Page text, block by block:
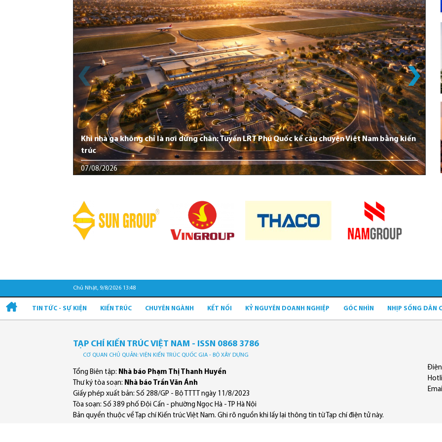
Khi nhà ga không chỉ là nơi dừng chân: Tuyến LRT Phú Quốc kể câu chuyện Việt Nam bằng kiến
trúc
07/08/2026
Chủ Nhật, 9/8/2026 13:48
TIN TỨC - SỰ KIỆN KIẾN TRÚC CHUYÊN NGÀNH KẾT NỐI KỶ NGUYÊN DOANH NGHIỆP GÓC NHÌN NHỊP SỐNG DÂN
TẠP CHÍ KIẾN TRÚC VIỆT NAM - ISSN 0868 3786
CƠ QUAN CHỦ QUẢN: VIỆN KIẾN TRÚC QUỐC GIA - BỘ XÂY DỰNG
Tổng Biên tập: Nhà báo Phạm Thị Thanh Huyền
Thư ký tòa soạn: Nhà báo Trần Văn Ánh
Giấy phép xuất bản: Số 288/GP - Bộ TTTT ngày 11/8/2023
Tòa soạn: Số 389 phố Đội Cấn - phường Ngọc Hà - TP Hà Nội
Bản quyền thuộc về Tạp chí Kiến trúc Việt Nam. Ghi rõ nguồn khi lấy lại thông tin từ Tạp chí điện tử này.